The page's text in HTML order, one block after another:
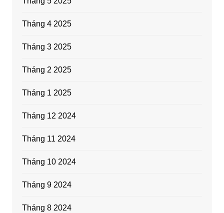
Tháng 4 2025
Tháng 3 2025
Tháng 2 2025
Tháng 1 2025
Tháng 12 2024
Tháng 11 2024
Tháng 10 2024
Tháng 9 2024
Tháng 8 2024